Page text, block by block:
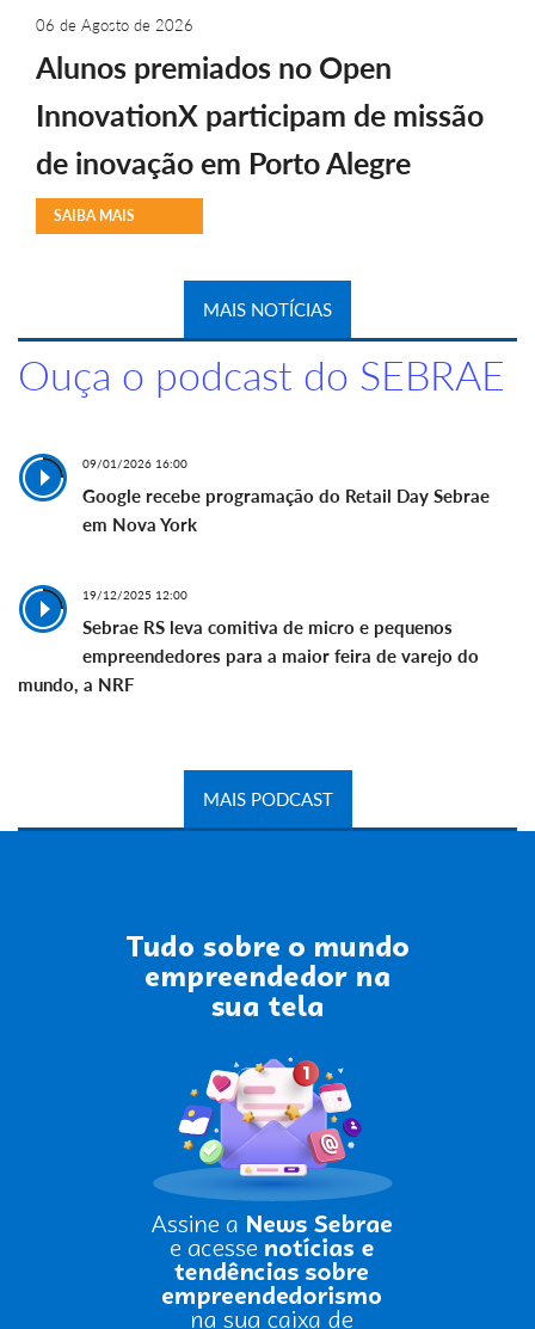
06 de Agosto de 2026
Alunos premiados no Open
InnovationX participam de missão
de inovação em Porto Alegre
SAIBA MAIS
MAIS NOTÍCIAS
Ouça o podcast do SEBRAE
09/01/2026 16:00
Google recebe programação do Retail Day Sebrae
em Nova York
19/12/2025 12:00
Sebrae RS leva comitiva de micro e pequenos
empreendedores para a maior feira de varejo do
mundo, a NRF
MAIS PODCAST